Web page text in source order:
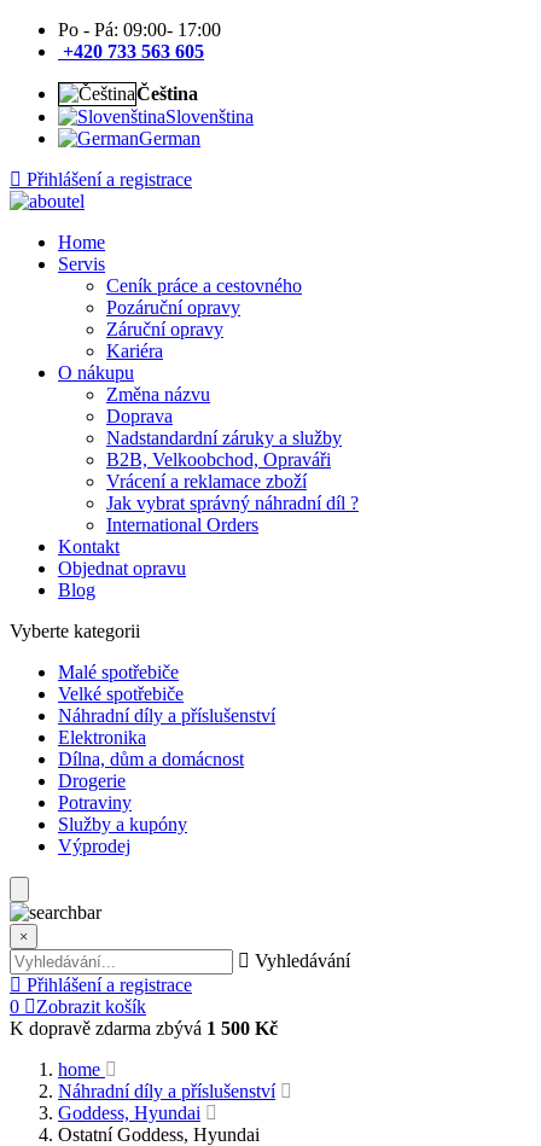
Po - Pá: 09:00- 17:00
+420 733 563 605
Čeština
Slovenština
German
Přihlášení a registrace
Home
Servis
Ceník práce a cestovného
Pozáruční opravy
Záruční opravy
Kariéra
O nákupu
Změna názvu
Doprava
Nadstandardní záruky a služby
B2B, Velkoobchod, Opraváři
Vrácení a reklamace zboží
Jak vybrat správný náhradní díl ?
International Orders
Kontakt
Objednat opravu
Blog
Vyberte kategorii
Malé spotřebiče
Velké spotřebiče
Náhradní díly a příslušenství
Elektronika
Dílna, dům a domácnost
Drogerie
Potraviny
Služby a kupóny
Výprodej
×
Vyhledávání
Přihlášení a registrace
0
Zobrazit košík
K dopravě zdarma zbývá 1 500 Kč
home
Náhradní díly a příslušenství
Goddess, Hyundai
Ostatní Goddess, Hyundai